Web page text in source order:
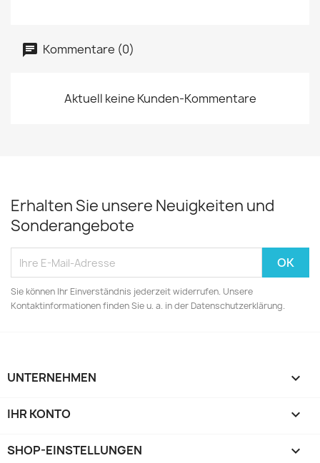
Kommentare (0)
Aktuell keine Kunden-Kommentare
Erhalten Sie unsere Neuigkeiten und
Sonderangebote
Sie können Ihr Einverständnis jederzeit widerrufen. Unsere
Kontaktinformationen finden Sie u. a. in der Datenschutzerklärung.
UNTERNEHMEN 
IHR KONTO 
SHOP-EINSTELLUNGEN keyboard_arrow_down